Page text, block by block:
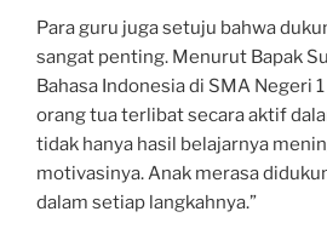
Para guru juga setuju bahwa
sangat penting. Menurut Bapak
Bahasa Indonesia di SMA Negeri
orang tua terlibat secara aktif
tidak hanya hasil belajarnya
motivasinya. Anak merasa
dalam setiap langkahnya.”